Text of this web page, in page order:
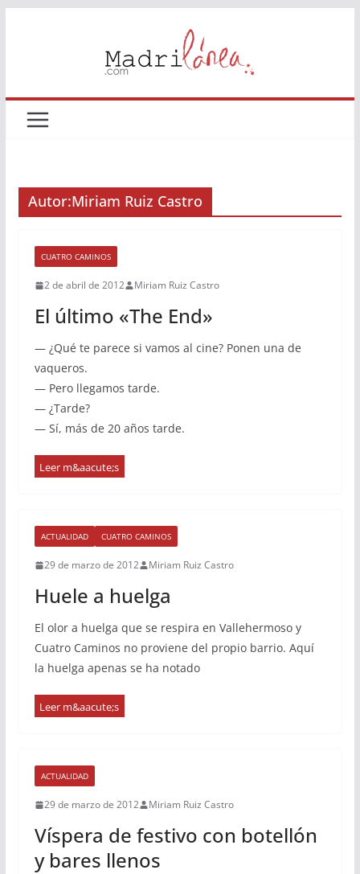
Autor:Miriam Ruiz Castro
CUATRO CAMINOS
2 de abril de 2012 Miriam Ruiz Castro
El último «The End»
— ¿Qué te parece si vamos al cine? Ponen una de
vaqueros.
— Pero llegamos tarde.
— ¿Tarde?
— Sí, más de 20 años tarde.
ACTUALIDAD CUATRO CAMINOS
29 de marzo de 2012 Miriam Ruiz Castro
Huele a huelga
El olor a huelga que se respira en Vallehermoso y
Cuatro Caminos no proviene del propio barrio. Aquí
la huelga apenas se ha notado
ACTUALIDAD
29 de marzo de 2012 Miriam Ruiz Castro
Víspera de festivo con botellón
y bares llenos